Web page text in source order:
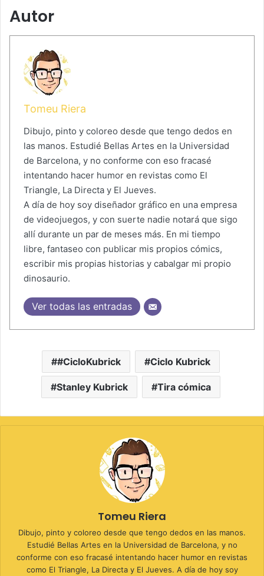
Autor
Tomeu Riera
Dibujo, pinto y coloreo desde que tengo dedos en
las manos. Estudié Bellas Artes en la Universidad
de Barcelona, y no conforme con eso fracasé
intentando hacer humor en revistas como El
Triangle, La Directa y El Jueves.
A día de hoy soy diseñador gráfico en una empresa
de videojuegos, y con suerte nadie notará que sigo
allí durante un par de meses más. En mi tiempo
libre, fantaseo con publicar mis propios cómics,
escribir mis propias historias y cabalgar mi propio
dinosaurio.
Ver todas las entradas
#CicloKubrick Ciclo Kubrick
Stanley Kubrick Tira cómica
Tomeu Riera
Dibujo, pinto y coloreo desde que tengo dedos en las manos.
Estudié Bellas Artes en la Universidad de Barcelona, y no
conforme con eso fracasé intentando hacer humor en revistas
como El Triangle, La Directa y El Jueves. A día de hoy soy